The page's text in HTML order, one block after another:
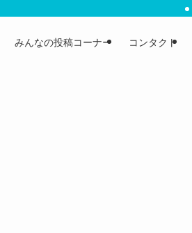
みんなの投稿コーナー コンタクト